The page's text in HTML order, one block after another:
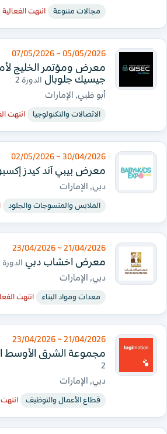
مجالات متنوعة انتهت الفعالية
05/05/2026 ~ 07/05/2026
معرض ومؤتمر الخليج
جيسيك جلوبال الدورة 2
أبو ظبي, الإمارات
الاتصالات والتكنولوجيا انتهت
30/04/2026 ~ 02/05/2026
معرض بيبي آند كيدز
دبي, الإمارات
الملابس والمنسوجات والجلود
21/04/2026 ~ 23/04/2026
معرض اخشاب دبي الدورة 22
دبي, الإمارات
معدات ومواد البناء انتهت
21/04/2026 ~ 23/04/2026
مجموعة الشرق الأوسط
2
دبي, الإمارات
قطاع الأعمال والتوظيف